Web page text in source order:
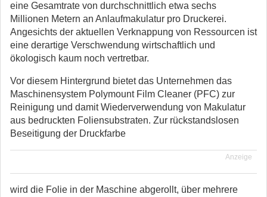
eine Gesamtrate von durchschnittlich etwa sechs
Millionen Metern an Anlaufmakulatur pro Druckerei.
Angesichts der aktuellen Verknappung von Ressourcen ist
eine derartige Verschwendung wirtschaftlich und
ökologisch kaum noch vertretbar.
Vor diesem Hintergrund bietet das Unternehmen das
Maschinensystem Polymount Film Cleaner (PFC) zur
Reinigung und damit Wiederverwendung von Makulatur
aus bedruckten Foliensubstraten. Zur rückstandslosen
Beseitigung der Druckfarbe
Anzeige
wird die Folie in der Maschine abgerollt, über mehrere